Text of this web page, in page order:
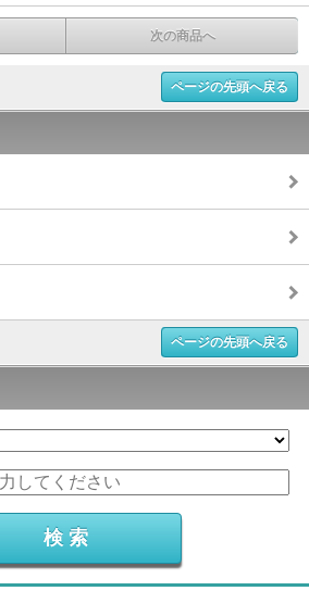
次の商品へ
ページの先頭へ戻る
ページの先頭へ戻る